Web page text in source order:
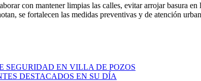
con mantener limpias las calles, evitar arrojar basura
se fortalecen las medidas preventivas y de atención
SEGURIDAD EN VILLA DE POZOS
DESTACADOS EN SU DÍA